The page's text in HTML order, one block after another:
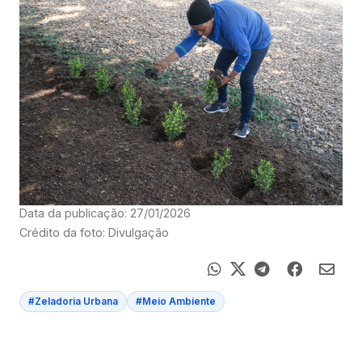
Data da publicação: 27/01/2026
Crédito da foto: Divulgação
#Zeladoria Urbana #Meio Ambiente